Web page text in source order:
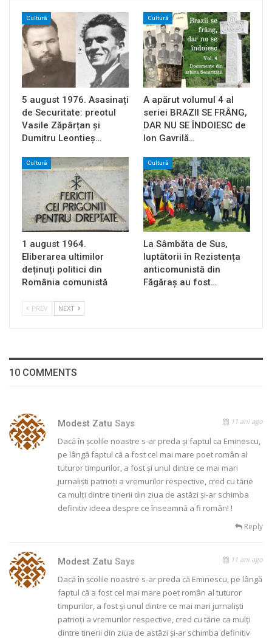
Cultură
5 august 1976. Asasinați
de Securitate: preotul
Vasile Zăpârțan și
Dumitru Leontieș…
Cultură
A apărut volumul 4 al
seriei BRAZII SE FRÂNG,
DAR NU SE ÎNDOIESC de
Ion Gavrilă…
Cultură
1 august 1964.
Eliberarea ultimilor
deținuți politici din
România comunistă
Cultură
La Sâmbăta de Sus,
luptătorii în Rezistența
anticomunistă din
Făgăraș au fost…
PREV NEXT
10 COMMENTS
Modest Zatu Says 11 ani ago
Dacă în școlile noastre s-ar preda și faptul ca Eminescu,
pe lângă faptul că a fost cel mai mare poet român al
tuturor timpurilor, a fost și unul dintre ce mai mari
jurnaliști patrioți a vremurilor respective, cred cu tărie
ca mulți dintre tinerii din ziua de astăzi și-ar schimba
definitiv ideea despre ce înseamnă a fi român! !
Reply
Modest Zatu Says 11 ani ago
Dacă în școlile noastre s-ar preda că Eminescu, pe lângă
faptul că a fost cel mai mare poet român al tuturor
timpurilor, a fost și unul dintre ce mai mari jurnaliști
patrioți a vremurilor respective, cred cu tărie ca mulți
dintre tinerii din ziua de astăzi și-ar schimba definitiv